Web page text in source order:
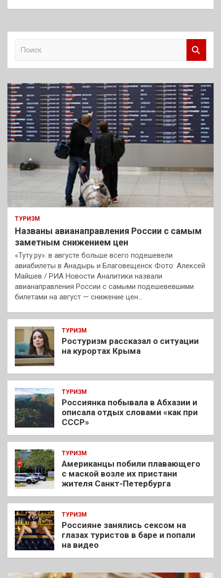
к
ТУРИЗМ
Названы авианаправления России с самым
заметным снижением цен
«Туту.ру»: в августе больше всего подешевели
авиабилеты в Анадырь и Благовещенск Фото: Алексей
Майшев / РИА Новости Аналитики назвали
авианаправления России с самыми подешевевшими
билетами на август — снижение цен…
ТУРИЗМ
Ростуризм рассказал о ситуации
на курортах Крыма
ТУРИЗМ
Россиянка побывала в Абхазии и
описала отдых словами «как при
СССР»
ТУРИЗМ
Американцы побили плавающего
с маской возле их пристани
жителя Санкт-Петербурга
ТУРИЗМ
Россияне занялись сексом на
глазах туристов в баре и попали
на видео